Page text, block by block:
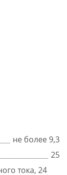
не более 9,3
25
тока, 24